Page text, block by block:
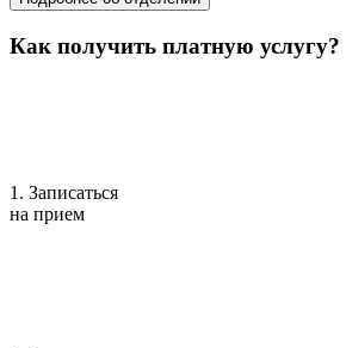
Как получить платную услугу?
1. Записаться
на прием